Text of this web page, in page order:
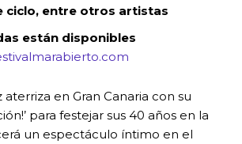
ciclo, entre otros artistas
están disponibles
aterriza en Gran Canaria con su
para festejar sus 40 años en la
un espectáculo íntimo en el